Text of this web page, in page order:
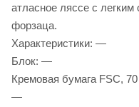
атласное ляссе с
форзаца.
Характеристики: —
Блок: —
Кремовая бумага FSC, 70
—